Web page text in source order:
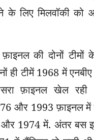
के लिए मिलवॉकी को
की दोनों
ही टीमें 1968 में
फ़ाइनल खेल
और 1993 फ़ाइनल में
1974 में. अंतर बस